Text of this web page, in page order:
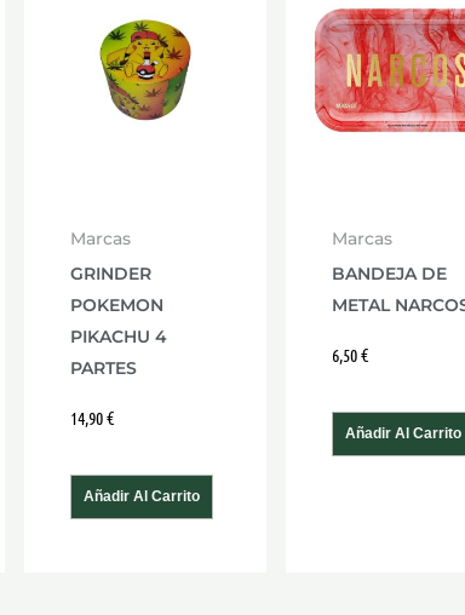
Marcas
GRINDER
POKEMON
PIKACHU 4
PARTES
14,90€
Añadir Al Carrito
Marcas
BANDEJA DE
METAL
6,50€
Añadir Al Carrito